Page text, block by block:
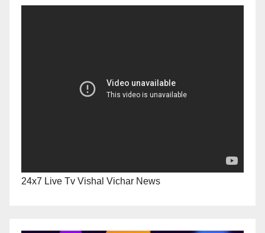
24x7 Live Tv Vishal Vichar News